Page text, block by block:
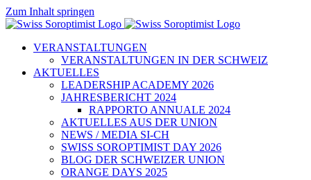
Zum Inhalt springen
VERANSTALTUNGEN
VERANSTALTUNGEN IN DER SCHWEIZ
AKTUELLES
LEADERSHIP ACADEMY 2026
JAHRESBERICHT 2024
RAPPORTO ANNUALE 2024
AKTUELLES AUS DER UNION
NEWS / MEDIA SI-CH
SWISS SOROPTIMIST DAY 2026
BLOG DER SCHWEIZER UNION
ORANGE DAYS 2025